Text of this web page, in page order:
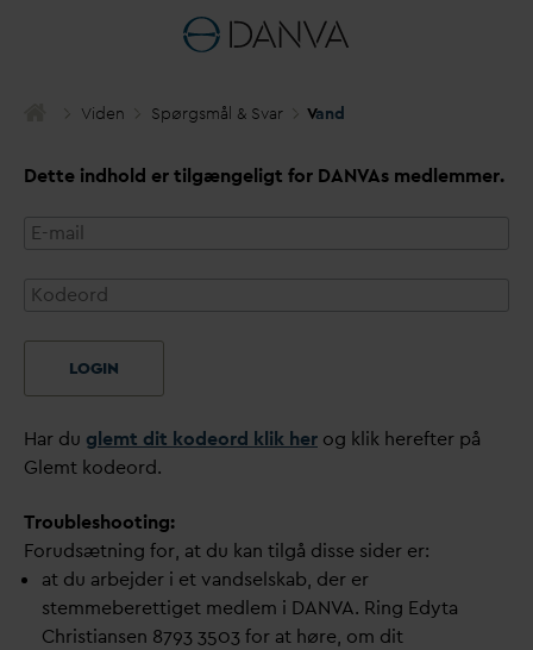
Viden Spørgsmål & Svar Vand
Dette indhold er tilgængeligt for DANVAs medlemmer.
LOGIN
Har du glemt dit kodeord klik her og klik herefter på
Glemt kodeord.
Troubleshooting:
Forudsætning for, at du kan tilgå disse sider er:
at du arbejder i et vandselskab, der er
stemmeberettiget medlem i DANVA. Ring Edyta
Christiansen 8793 3503 for at høre, om dit